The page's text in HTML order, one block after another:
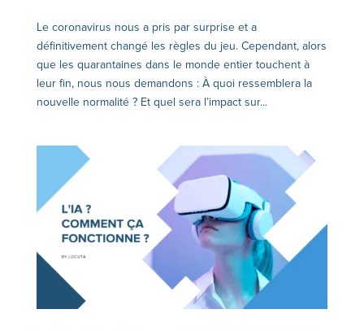
Le coronavirus nous a pris par surprise et a
définitivement changé les règles du jeu. Cependant, alors
que les quarantaines dans le monde entier touchent à
leur fin, nous nous demandons : À quoi ressemblera la
nouvelle normalité ? Et quel sera l’impact sur...